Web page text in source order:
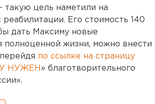
такую цель наметили на
Его стоимость 140
дать Максиму новые
полноценной жизни, можно внести
по ссылке на страницу
НУЖЕН » благотворительного